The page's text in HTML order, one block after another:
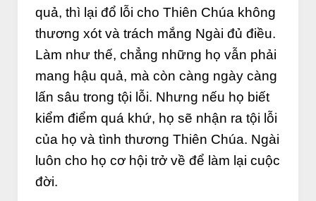
quả, thì lại đổ lỗi cho Thiên Chúa không
thương xót và trách mắng Ngài đủ điều.
Làm như thế, chẳng những họ vẫn phải
mang hậu quả, mà còn càng ngày càng
lấn sâu trong tội lỗi. Nhưng nếu họ biết
kiểm điểm quá khứ, họ sẽ nhận ra tội lỗi
của họ và tình thương Thiên Chúa. Ngài
luôn cho họ cơ hội trở về để làm lại cuộc
đời.